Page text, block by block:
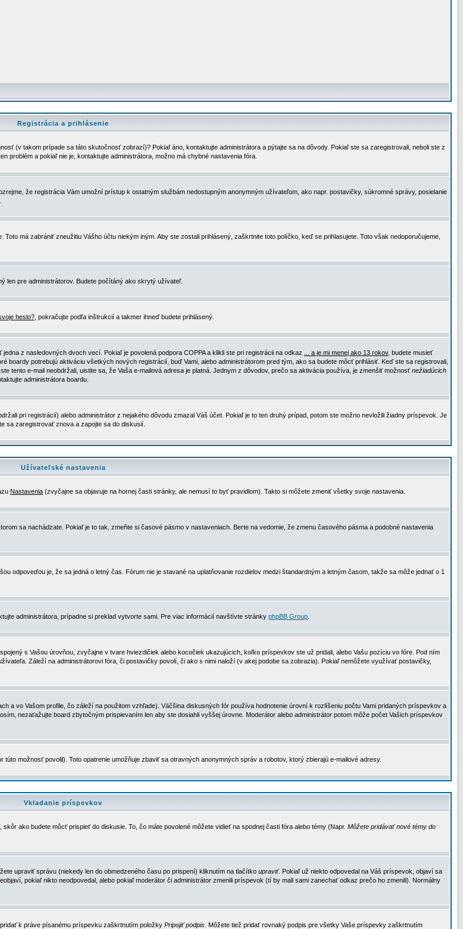
Registrácia a prihlásenie
(v takom prípade sa táto skutočnosť zobrazí)? Pokiaľ áno, kontaktujte administrátora a pýtajte sa na dôvody. Pokiaľ ste sa zaregistrovali, neboli ste z
problém a pokiaľ nie je, kontaktujte administrátora, možno má chybné nastavenia fóra.
že registrácia Vám umožní prístup k ostatným službám nedostupným anonymným užívateľom, ako napr. postavičky, súkromné správy, posielanie
Toto má zabrániť zneužitiu Vášho účtu niekým iným. Aby ste zostali prihlásený, zaškrtnite toto políčko, keď se prihlasujete. Toto však nedoporučujeme,
len pre administrátorov. Budete počítáný ako skrytý užívateľ.
heslo? , pokračujte podľa inštrukcií a takmer ihneď budete prihlásený.
z nasledovných dvoch vecí. Pokiaľ je povolená podpora COPPA a klikli ste pri registrácii na odkaz
... a je mi menej ako 13 rokov, budete musieť
potrebujú aktiváciu všetkých nových registrácií, buď Vami, alebo administrátorom pred tým, ako sa budete môcť prihlásiť. Keď ste sa registrovali,
tento e-mail neobdržali, uistite sa, že Vaša e-mailová adresa je platná. Jednym z dôvodov, prečo sa aktivácia používa, je zmenšiť možnosťnežiadúcich
administrátora boardu.
pri registrácií) alebo administrátor z nejakého dôvodu zmazal Váš účet. Pokiaľ je to ten druhý prípad, potom ste možno nevložili žiadny príspevok. Je
sa zaregistrovať znova a zapojte sa do diskusií.
Užívateľské nastavenia
Nastavenia (zvyčajne sa objavuje na hornej časti stránky, ale nemusí to byť pravidlom). Takto si môžete zmeniť všetky svoje nastavenia.
sa nachádzate. Pokiaľ je to tak, zmeňte si časové pásmo v nastaveniach. Berte na vedomie, že zmenu časového pásma a podobné nastavenia
odpoveďou je, že sa jedná o letný čas. Fórum nie je stavané na uplatňovanie rozdielov medzi štandardným a letným časom, takže sa môže jednať o 1
administrátora, prípadne si preklad vytvorte sami. Pre viac informácií navštívte stránky phpBB Group
s Vašou úrovňou, zvyčajne v tvare hviezdičiek alebo kocočiek ukazujúcich, koľko príspevkov ste už pridali, alebo Vašu pozíciu vo fóre. Pod ním
Záleží na administrátorovi fóra, či postavičky povolí, či ako s nimi naloží (v akej podobe sa zobrazia). Pokiaľ nemôžete využívať postavičky,
a vo Vašom profile, čo záleží na použitom vzhľade). Väčšina diskusných fór používa hodnotenie úrovní k rozlíšeniu počtu Vami pridaných príspevkov a
nezaťažujte board zbytočným prispievaním len aby ste dosiahli vyššej úrovne. Moderátor alebo administrátor potom môže počet Vašich príspevkov
možnosť povolil). Toto opatrenie umožňuje zbaviť sa otravných anonymných správ a robotov, ktorý zbierajú e-mailové adresy.
Vkladanie príspevkov
ako budete môcť prispieť do diskusie. To, čo máte povolené môžete vidieť na spodnej časti fóra alebo témy (Napr. Môžete pridávať nové témy do
upraviť správu (niekedy len do obmedzeného času po prispení) kliknutím na tlačítko upraviť. Pokiaľ už niekto odpovedal na Váš príspevok, objaví sa
pokiaľ nikto neodpovedal, alebo pokiaľ moderátor či administrátor zmenili príspevok (tí by mali sami zanechať odkaz prečo ho zmenili). Normálny
pridať k práve písanému príspevku zaškrtnutím položky Pripojiť podpis . Môžete tiež pridať rovnaký podpis pre všetky Vaše príspevky zaškrtnutím